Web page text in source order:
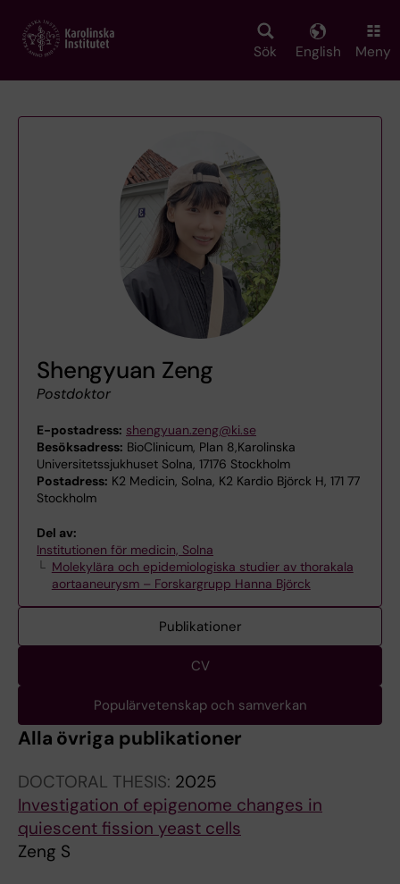
main
Sök English Meny
Shengyuan Zeng
Postdoktor
E-postadress: shengyuan.zeng@ki.se
Besöksadress: BioClinicum, Plan 8,Karolinska
Universitetssjukhuset Solna, 17176 Stockholm
Postadress: K2 Medicin, Solna, K2 Kardio Björck H, 171 77
Stockholm
Del av:
Institutionen för medicin, Solna
Molekylära och epidemiologiska studier av thorakala
aortaaneurysm – Forskargrupp Hanna Björck
Publikationer
CV
Populärvetenskap och samverkan
Alla övriga publikationer
DOCTORAL THESIS: 2025
Investigation of epigenome changes in
quiescent fission yeast cells
Zeng S